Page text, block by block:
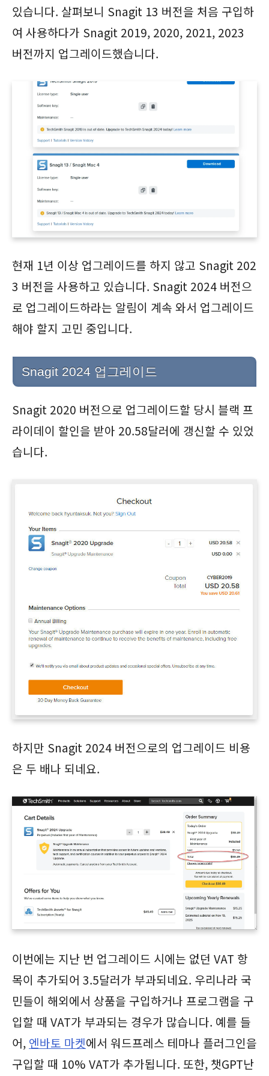
있습니다. 살펴보니 Snagit 13 버전을 처음 구입하
여 사용하다가 Snagit 2019, 2020, 2021, 2023
버전까지 업그레이드했습니다.
현재 1년 이상 업그레이드를 하지 않고 Snagit 202
3 버전을 사용하고 있습니다. Snagit 2024 버전으
로 업그레이드하라는 알림이 계속 와서 업그레이드
해야 할지 고민 중입니다.
Snagit 2024 업그레이드
Snagit 2020 버전으로 업그레이드할 당시 블랙 프
라이데이 할인을 받아 20.58달러에 갱신할 수 있었
습니다.
하지만 Snagit 2024 버전으로의 업그레이드 비용
은 두 배나 되네요.
이번에는 지난 번 업그레이드 시에는 없던 VAT 항
목이 추가되어 3.5달러가 부과되네요. 우리나라 국
민들이 해외에서 상품을 구입하거나 프로그램을 구
입할 때 VAT가 부과되는 경우가 많습니다. 예를 들
어, 엔바토 마켓에서 워드프레스 테마나 플러그인을
구입할 때 10% VAT가 추가됩니다. 또한, 챗GPT난